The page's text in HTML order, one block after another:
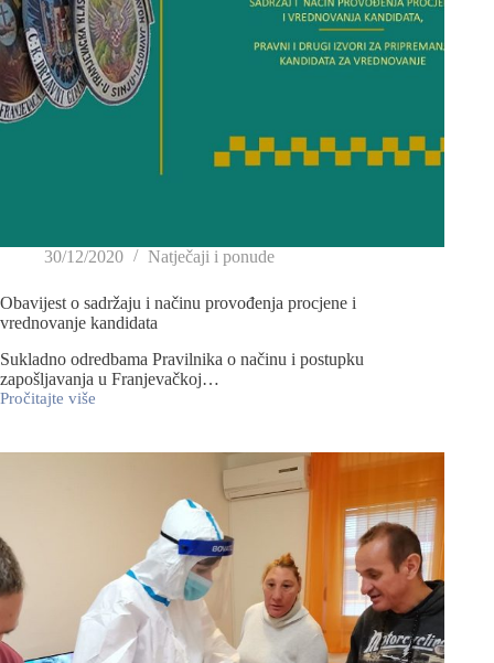
30/12/2020 Natječaji i ponude
Obavijest o sadržaju i načinu provođenja procjene i
vrednovanje kandidata
Sukladno odredbama Pravilnika o načinu i postupku
zapošljavanja u Franjevačkoj…
Pročitajte više